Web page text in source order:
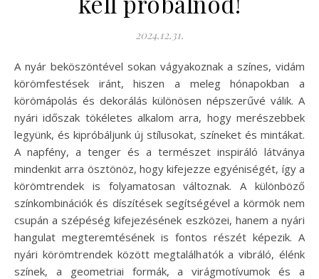
2024.12.31.
A nyár beköszöntével sokan vágyakoznak a színes, vidám
körömfestések iránt, hiszen a meleg hónapokban a
körömápolás és dekorálás különösen népszerűvé válik. A
nyári időszak tökéletes alkalom arra, hogy merészebbek
legyünk, és kipróbáljunk új stílusokat, színeket és mintákat.
A napfény, a tenger és a természet inspiráló látványa
mindenkit arra ösztönöz, hogy kifejezze egyéniségét, így a
körömtrendek is folyamatosan változnak. A különböző
színkombinációk és díszítések segítségével a körmök nem
csupán a szépéség kifejezésének eszközei, hanem a nyári
hangulat megteremtésének is fontos részét képezik. A
nyári körömtrendek között megtalálhatók a vibráló, élénk
színek, a geometriai formák, a virágmotívumok és a